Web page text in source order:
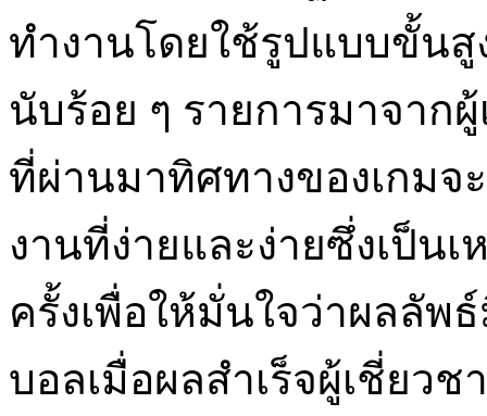
ทำงานโดยใช้รูปแบบขั้นสู
นับร้อย ๆ รายการมาจาก
ที่ผ่านมาทิศทางของเกม
งานที่ง่ายและง่ายซึ่งเป็น
ครั้งเพื่อให้มั่นใจว่าผลลัพ
บอลเมื่อผลสำเร็จผู้เชี่ยว